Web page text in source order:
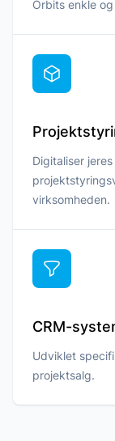
Orbits enkle
Digitaliser
virksomheden.
CRM-
Udviklet
projektsalg.